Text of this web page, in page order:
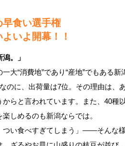
食い選手権
いよ開幕！！
。」
大“消費地”であり“産地”でもある
のに、出荷量は7位。その理由は、
からと言われています。また、40種
しめるのも新潟ならでは。
つい食べすぎてしまう」——そんな